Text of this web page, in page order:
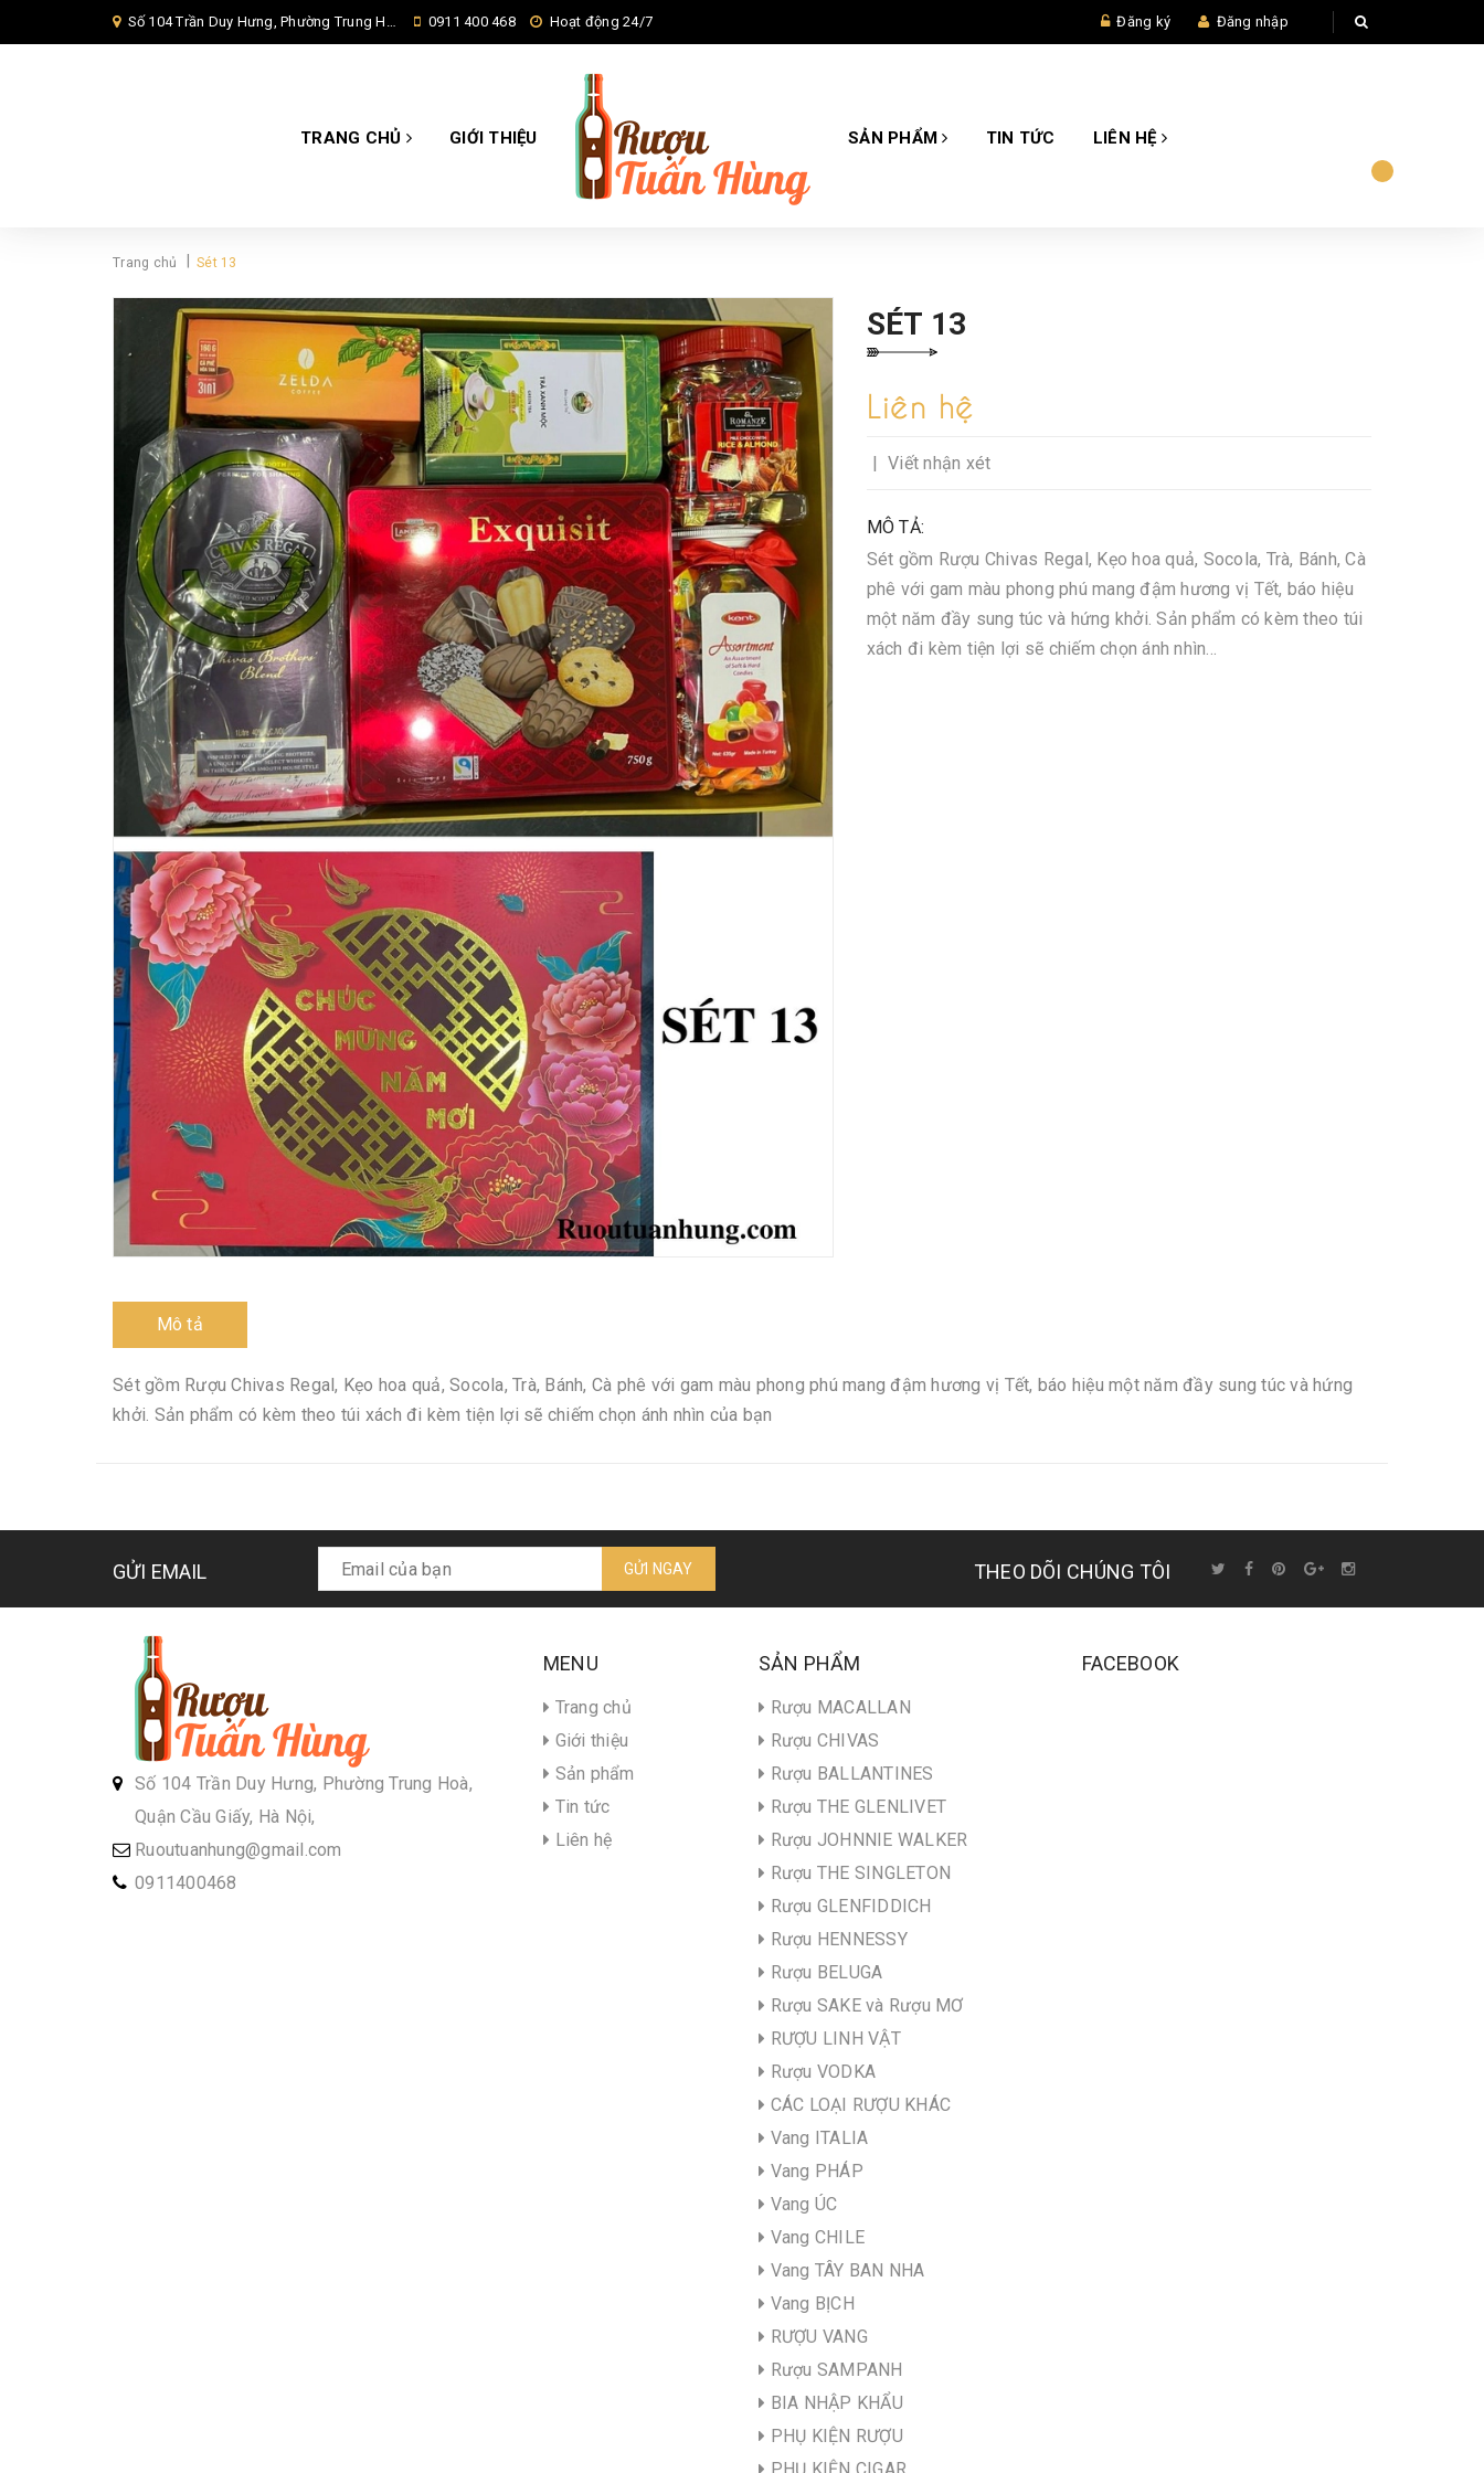
Số 104 Trần Duy Hưng, Phường Trung Hoà, Quận Cầu Giấy, Hà Nội, 0911 400 468 Hoạt động 24/7 Đăng ký Đăng nhập
TRANG CHỦ GIỚI THIỆU SẢN PHẨM TIN TỨC LIÊN HỆ
Trang chủ Sét 13
SÉT 13
Liên hệ
| Viết nhận xét
MÔ TẢ:
Sét gồm Rượu Chivas Regal, Kẹo hoa quả, Socola, Trà, Bánh, Cà
phê với gam màu phong phú mang đậm hương vị Tết, báo hiệu
một năm đầy sung túc và hứng khởi. Sản phẩm có kèm theo túi
xách đi kèm tiện lợi sẽ chiếm chọn ánh nhìn...
Mô tả
Sét gồm Rượu Chivas Regal, Kẹo hoa quả, Socola, Trà, Bánh, Cà phê với gam màu phong phú mang đậm hương vị Tết, báo hiệu một năm đầy sung túc và hứng
khởi. Sản phẩm có kèm theo túi xách đi kèm tiện lợi sẽ chiếm chọn ánh nhìn của bạn
GỬI EMAIL GỬI NGAY THEO DÕI CHÚNG TÔI
Số 104 Trần Duy Hưng, Phường Trung Hoà,
Quận Cầu Giấy, Hà Nội,
Ruoutuanhung@gmail.com
0911400468
MENU
Trang chủ
Giới thiệu
Sản phẩm
Tin tức
Liên hệ
SẢN PHẨM
Rượu MACALLAN
Rượu CHIVAS
Rượu BALLANTINES
Rượu THE GLENLIVET
Rượu JOHNNIE WALKER
Rượu THE SINGLETON
Rượu GLENFIDDICH
Rượu HENNESSY
Rượu BELUGA
Rượu SAKE và Rượu MƠ
RƯỢU LINH VẬT
Rượu VODKA
CÁC LOẠI RƯỢU KHÁC
Vang ITALIA
Vang PHÁP
Vang ÚC
Vang CHILE
Vang TÂY BAN NHA
Vang BỊCH
RƯỢU VANG
Rượu SAMPANH
BIA NHẬP KHẨU
PHỤ KIỆN RƯỢU
FACEBOOK